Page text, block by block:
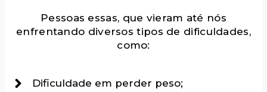
Pessoas essas, que vieram até nós
enfrentando diversos tipos de dificuldades,
como:
Dificuldade em perder peso;